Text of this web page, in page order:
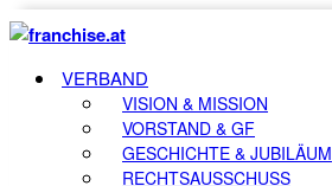
VERBAND
VISION & MISSION
VORSTAND & GF
GESCHICHTE & JUBILÄUM
RECHTSAUSSCHUSS